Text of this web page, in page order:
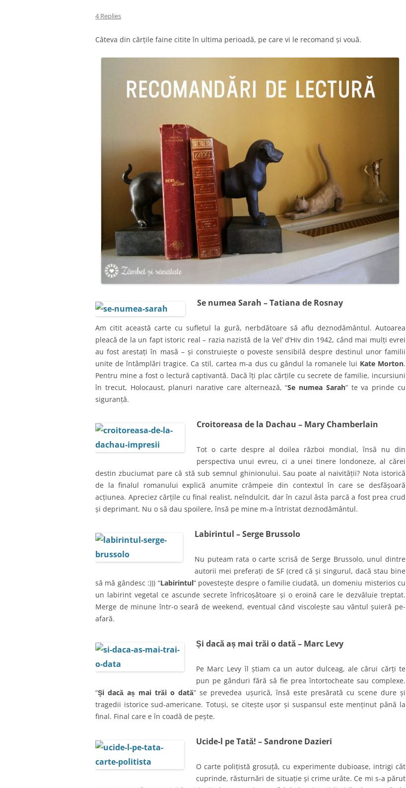
4 Replies
Câteva din cărțile faine citite în ultima perioadă, pe care vi le recomand și vouă.
Se numea Sarah – Tatiana de Rosnay
Am citit această carte cu sufletul la gură, nerbdătoare să aflu deznodământul. Autoarea
pleacă de la un fapt istoric real – razia nazistă de la Vel’ d’Hiv din 1942, când mai mulți evrei
au fost arestați în masă – și construiește o poveste sensibilă despre destinul unor familii
unite de întâmplări tragice. Ca stil, cartea m-a dus cu gândul la romanele lui Kate Morton.
Pentru mine a fost o lectură captivantă. Dacă îți plac cărțile cu secrete de familie, incursiuni
în trecut, Holocaust, planuri narative care alternează, “Se numea Sarah” te va prinde cu
siguranță.
Croitoreasa de la Dachau – Mary Chamberlain
Tot o carte despre al doilea război mondial, însă nu din
perspectiva unui evreu, ci a unei tinere londoneze, al cărei
destin zbuciumat pare că stă sub semnul ghinionului. Sau poate al naivității? Nota istorică
de la finalul romanului explică anumite crâmpeie din contextul în care se desfășoară
acțiunea. Apreciez cărțile cu final realist, neîndulcit, dar în cazul ăsta parcă a fost prea crud
și deprimant. Nu o să dau spoilere, însă pe mine m-a întristat deznodământul.
Labirintul – Serge Brussolo
Nu puteam rata o carte scrisă de Serge Brussolo, unul dintre
autorii mei preferați de SF (cred că și singurul, dacă stau bine
să mă gândesc :))) “Labirintul” povestește despre o familie ciudată, un domeniu misterios cu
un labirint vegetal ce ascunde secrete înfricoșătoare și o eroină care le dezvăluie treptat.
Merge de minune într-o seară de weekend, eventual când viscolește sau vântul șuieră pe-
afară.
Și dacă aș mai trăi o dată – Marc Levy
Pe Marc Levy îl știam ca un autor dulceag, ale cărui cărți te
pun pe gânduri fără să fie prea întortocheate sau complexe.
“Și dacă aș mai trăi o dată” se prevedea ușurică, însă este presărată cu scene dure și
tragedii istorice sud-americane. Totuși, se citește ușor și suspansul este menținut până la
final. Final care e în coadă de pește.
Ucide-l pe Tată! – Sandrone Dazieri
O carte polițistă grosuță, cu experimente dubioase, intrigi cât
cuprinde, răsturnări de situație și crime urâte. Ce mi s-a părut